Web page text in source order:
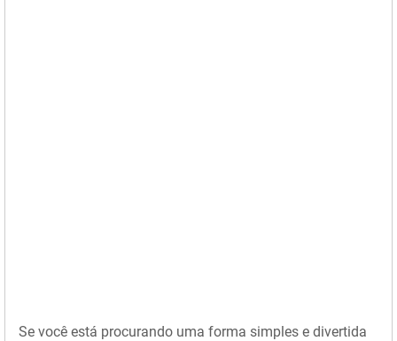
Se você está procurando uma forma simples e divertida